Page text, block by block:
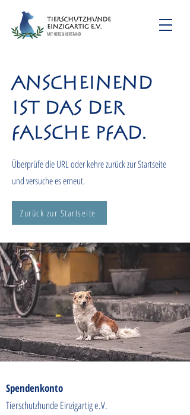
Anscheinend
ist das der
falsche Pfad.
Überprüfe die URL oder kehre zurück zur Startseite
und versuche es erneut.
Zurück zur Startseite
Spendenkonto
Tierschutzhunde Einzigartig e.V.